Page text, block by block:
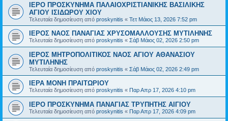
ΙΕΡΟ ΠΡΟΣΚΥΝΗΜΑ ΠΑΛΑΙΟΧΡΙΣΤΙΑΝΙΚΗΣ ΒΑΣΙΛΙΚΗΣ
ΑΓΙΟΥ ΙΣΙΔΩΡΟΥ ΧΙΟΥ
Τελευταία δημοσίευση από proskynitis « Τετ Μάιος 13, 2026 7:52 pm
ΙΕΡΟΣ ΝΑΟΣ ΠΑΝΑΓΙΑΣ ΧΡΥΣΟΜΑΛΛΟΥΣΗΣ ΜΥΤΙΛΗΝΗΣ
Τελευταία δημοσίευση από proskynitis « Σάβ Μάιος 02, 2026 2:50 pm
ΙΕΡΟΣ ΜΗΤΡΟΠΟΛΙΤΙΚΟΣ ΝΑΟΣ ΑΓΙΟΥ ΑΘΑΝΑΣΙΟΥ
ΜΥΤΙΛΗΝΗΣ
Τελευταία δημοσίευση από proskynitis « Σάβ Μάιος 02, 2026 2:49 pm
ΙΕΡΑ ΜΟΝΗ ΠΡΑΙΤΩΡΙΟΥ
Τελευταία δημοσίευση από proskynitis « Παρ Απρ 17, 2026 4:10 pm
ΙΕΡΟ ΠΡΟΣΚΥΝΗΜΑ ΠΑΝΑΓΙΑΣ ΤΡΥΠΗΤΗΣ ΑΙΓΙΟΥ
Τελευταία δημοσίευση από proskynitis « Παρ Απρ 17, 2026 4:09 pm